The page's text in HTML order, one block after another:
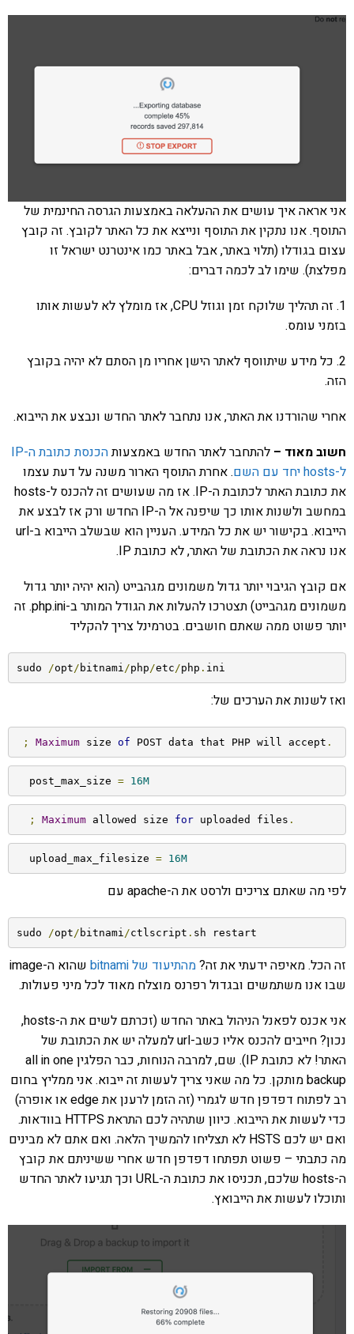
אני אראה איך עושים את ההעלאה באמצעות הגרסה החינמית של
התוסף. אנו נתקין את התוסף ונייצא את כל האתר לקובץ. זה קובץ
עצום בגודלו (תלוי באתר, אבל באתר כמו אינטרנט ישראל זו
מפלצת). שימו לב לכמה דברים:
1. זה תהליך שלוקח זמן וגוזל CPU, אז מומלץ לא לעשות אותו
בזמני עומס.
2. כל מידע שיתווסף לאתר הישן אחריו מן הסתם לא יהיה בקובץ
הזה.
אחרי שהורדנו את האתר, אנו נתחבר לאתר החדש ונבצע את הייבוא.
חשוב מאוד – להתחבר לאתר החדש באמצעות
הכנסת כתובת ה-IP
ל-hosts יחד עם השם
. אחרת התוסף הארור משנה על דעת עצמו
את כתובת האתר לכתובת ה-IP. אז מה שעושים זה להכנס ל-hosts
במחשב ולשנות אותו כך שיפנה אל ה-IP החדש ורק אז לבצע את
הייבוא. בקישור יש את כל המידע. העניין הוא שבשלב הייבוא ב-url
אנו נראה את הכתובת של האתר, לא כתובת IP.
אם קובץ הגיבוי יותר גדול משמונים מגהבייט (הוא יהיה יותר גדול
משמונים מגהבייט) תצטרכו להעלות את הגודל המותר ב-php.ini. זה
יותר פשוט ממה שאתם חושבים. בטרמינל צריך להקליד
sudo /opt / bitnami /php /etc /php . ini
ואז לשנות את הערכים של:
; Maximum size of POST data that PHP will accept .
post_max_size = 16M
; Maximum allowed size for uploaded files .
upload_max_filesize = 16M
לפי מה שאתם צריכים ולרסט את ה-apache עם
sudo /opt / bitnami /ctlscript . sh restart
זה הכל. מאיפה ידעתי את זה?מהתיעוד של bitnami
שהוא ה-image
שבו אנו משתמשים ובגדול רפרנס מוצלח מאוד לכל מיני פעולות.
אני אכנס לפאנל הניהול באתר החדש (זכרתם לשים את ה-hosts,
נכון? חייבים להכנס אליו כשב-url למעלה יש את הכתובת של
האתר! לא כתובת IP). שם, למרבה הנוחות, כבר הפלגין all in one
backup מותקן. כל מה שאני צריך לעשות זה ייבוא. אני ממליץ בחום
רב לפתוח דפדפן חדש לגמרי (זה הזמן לרענן את edge או אופרה)
כדי לעשות את הייבוא. כיוון שתהיה לכם התראת HTTPS בוודאות.
ואם יש לכם HSTS לא תצליחו להמשיך הלאה. ואם אתם לא מבינים
מה כתבתי – פשוט תפתחו דפדפן חדש אחרי ששיניתם את קובץ
ה-hosts שלכם, תכניסו את כתובת ה-URL וכך תגיעו לאתר החדש
ותוכלו לעשות את הייבואץ.